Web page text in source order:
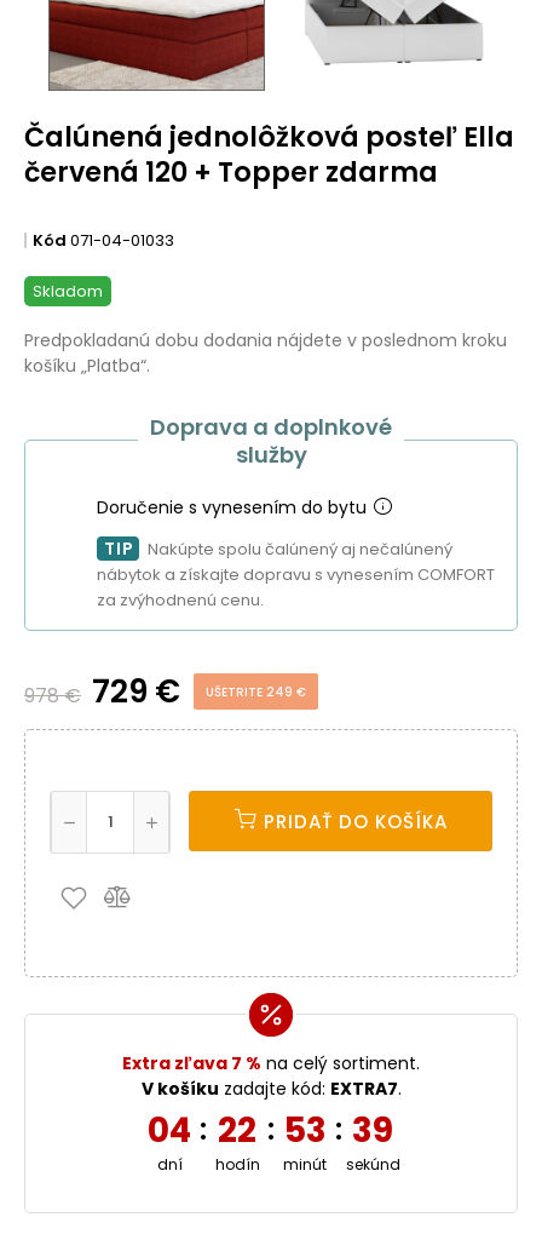
Čalúnená jednolôžková posteľ Ella
červená 120 + Topper zdarma
Kód 071-04-01033
Skladom
Predpokladanú dobu dodania nájdete v poslednom kroku
košíku „Platba“.
Doprava a doplnkové
služby
Doručenie s vynesením do bytu
TIP
Nakúpte spolu čalúnený aj nečalúnený
nábytok a získajte dopravu s vynesením COMFORT
za zvýhodnenú cenu.
978 € 729 € UŠETRITE 249 €
PRIDAŤ DO KOŠÍKA
Extra zľava 7 % na celý sortiment.
V košíku zadajte kód: EXTRA7.
04
dní
: 22
hodín
: 53
minút
: 38
sekúnd